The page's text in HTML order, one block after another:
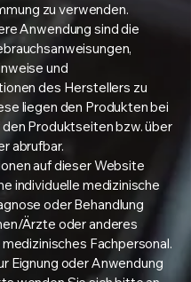
zu verwenden.
Anwendung sind die
und
des Herstellers zu
liegen den Produkten bei
den Produktseiten bzw. über
abrufbar.
auf dieser Website
individuelle medizinische
oder Behandlung
Ärzte oder anderes
Fachpersonal.
Eignung oder Anwendung